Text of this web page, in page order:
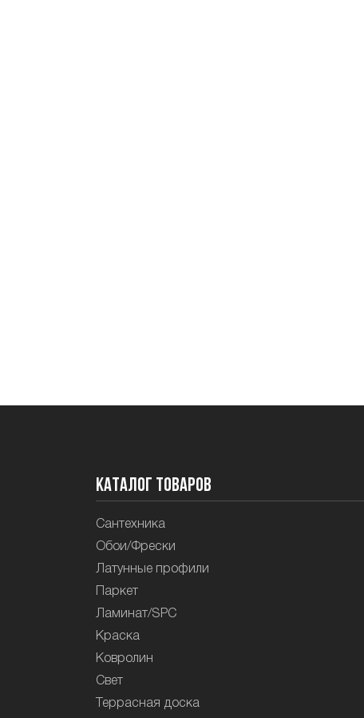
Каталог товаров
Сантехника
Обои/Фрески
Латунные профили
Паркет
Ламинат/SPC
Краска
Ковролин
Свет
Террасная доска